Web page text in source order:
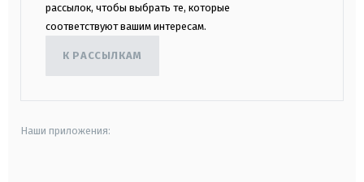
рассылок, чтобы выбрать те, которые
соответствуют вашим интересам.
К РАССЫЛКАМ
Наши приложения: